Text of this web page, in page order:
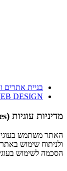
בניית אתרים
DESIGN
מדיניות עוגיות (Cookies)
האתר משתמש
ולניתוח שימוש
הסכמה לשימוש